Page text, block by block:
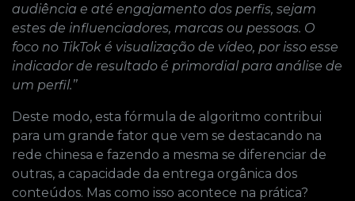
audiência e até engajamento dos perfis, sejam
estes de influenciadores, marcas ou pessoas. O
foco no TikTok é visualização de vídeo, por isso esse
indicador de resultado é primordial para análise de
um perfil.’’
Deste modo, esta fórmula de algoritmo contribui
para um grande fator que vem se destacando na
rede chinesa e fazendo a mesma se diferenciar de
outras, a capacidade da entrega orgânica dos
conteúdos. Mas como isso acontece na prática?